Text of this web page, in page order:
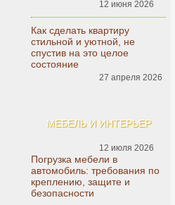
12 июня 2026
Как сделать квартиру
стильной и уютной, не
спустив на это целое
состояние
27 апреля 2026
МЕБЕЛЬ И ИНТЕРЬЕР
12 июля 2026
Погрузка мебели в
автомобиль: требования по
креплению, защите и
безопасности